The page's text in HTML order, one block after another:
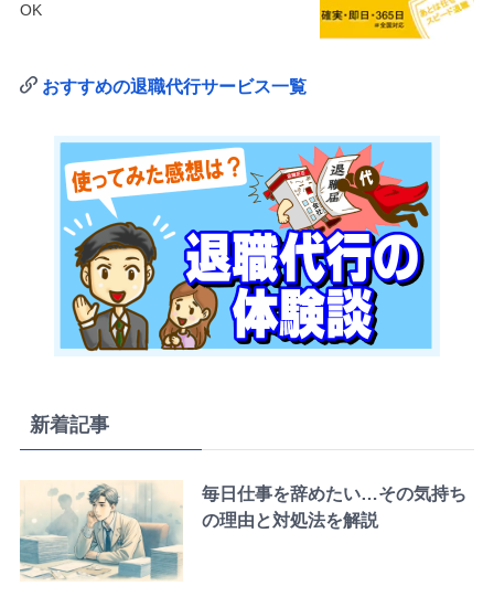
OK
おすすめの退職代行サービス一覧
新着記事
毎日仕事を辞めたい…その気持ち
の理由と対処法を解説